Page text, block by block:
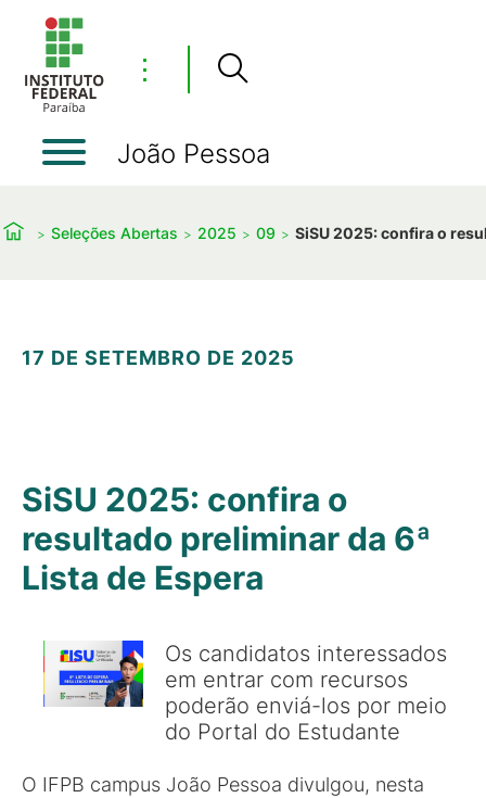
⋮
João Pessoa
Seleções Abertas 2025 09 SiSU 2025: confira o
17 DE SETEMBRO DE 2025
SiSU 2025: confira o
resultado preliminar da 6ª
Lista de Espera
Os candidatos interessados
em entrar com recursos
poderão enviá-los por meio
do Portal do Estudante
O IFPB campus João Pessoa divulgou, nesta